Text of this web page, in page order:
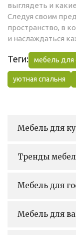
выглядеть и
Следуя своим
пространство, в
и наслаждаться
Теги: мебель для
уютная спальня
Мебель для
Тренды
Мебель для
Мебель для